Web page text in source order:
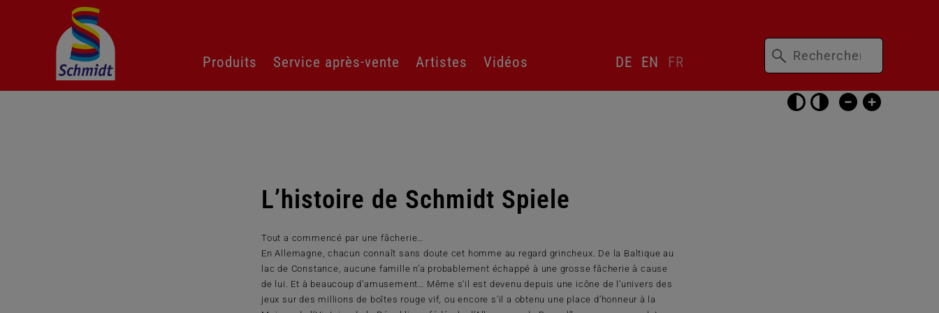
Passer
les
réglages
contenu
Produits Service après-vente Artistes Vidéos
sélecteur
DE EN FR
Mots-
clés
L’histoire de Schmidt Spiele
Tout a commencé par une fâcherie…
En Allemagne, chacun connaît sans doute cet homme au regard grincheux. De la Baltique au
lac de Constance, aucune famille n’a probablement échappé à une grosse fâcherie à cause
de lui. Et à beaucoup d’amusement… Même s'il est devenu depuis une icône de l’univers des
jeux sur des millions de boîtes rouge vif, ou encore s'il a obtenu une place d’honneur à la